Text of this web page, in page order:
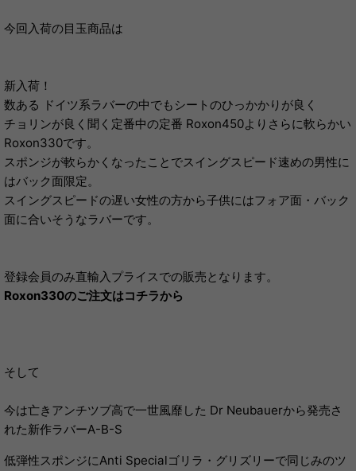
今回入荷の目玉商品は
新入荷！
数ある ドイツ系ラバーの中でもシートのひっかかりが良く
チョリンが良く聞く定番中の定番 Roxon450よりさらに軟らかい
Roxon330です。
スポンジが軟らかくなったことでスイングスピード速めの男性に
はバック面限定。
スイングスピードの遅い女性の方から子供にはフォア面・バック
面に合いそうなラバーです。
登録会員のみ直輸入プライスでの販売となります。
Roxon330のご注文はコチラから
そして
今は亡きアンチツブ高で一世風靡した Dr Neubauerから発売さ
れた新作ラバーA-B-S
低弾性スポンジにAnti Specialゴリラ・グリズリーで同じみのツ